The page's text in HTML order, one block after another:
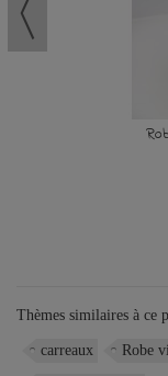
Thèmes similaires à ce
carreaux Robe